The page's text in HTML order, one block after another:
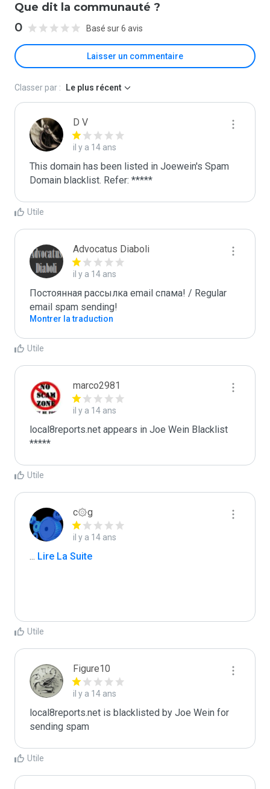
Que dit la communauté ?
0 Basé sur 6 avis
Laisser un commentaire
Classer par : Le plus récent
D V
il y a 14 ans
This domain has been listed in Joewein's Spam
Domain blacklist. Refer: *****
Utile
Advocatus Diaboli
il y a 14 ans
Постоянная рассылка email спама! / Regular
email spam sending!
Montrer la traduction
Utile
marco2981
il y a 14 ans
local8reports.net appears in Joe Wein Blacklist
*****
Utile
c۞g
il y a 14 ans
... Lire La Suite
Utile
Figure10
il y a 14 ans
local8reports.net is blacklisted by Joe Wein for
sending spam
Utile